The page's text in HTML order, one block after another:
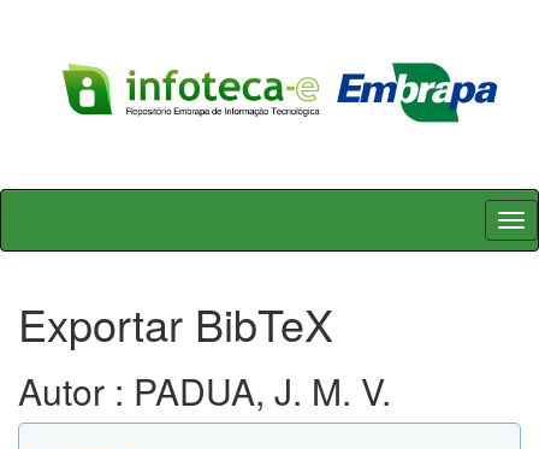
Skip
Exportar BibTeX
Autor : PADUA, J. M. V.